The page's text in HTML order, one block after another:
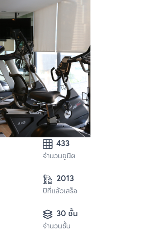
433
จำนวนยูนิต
2013
ปีที่แล้วเสร็จ
30 ชั้น
จำนวนชั้น